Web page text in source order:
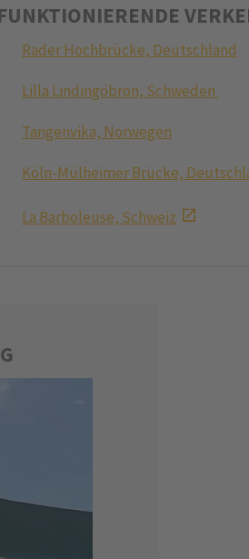
Rader Hochbrücke, Deutschland
Lilla Lindingöbron, Schweden
Tangenvika, Norwegen
Köln-Mülheimer Brücke,
La Barboleuse, Schweiz